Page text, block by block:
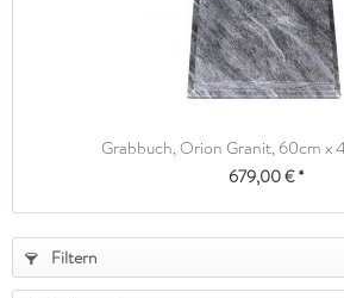
Grabbuch, Orion Granit, 60cm x
679,00 € *
Filtern